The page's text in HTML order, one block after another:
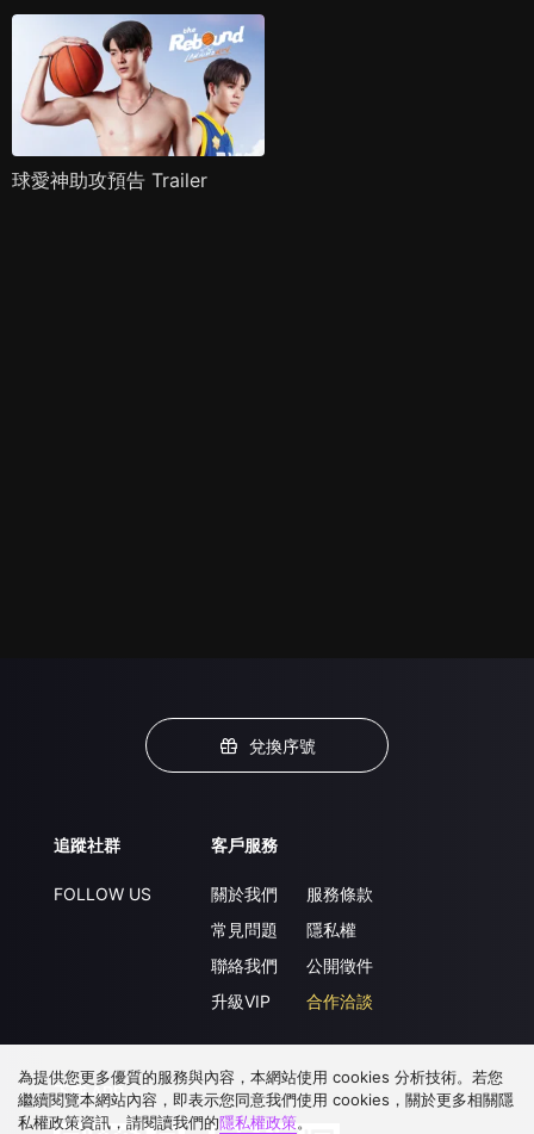
球愛神助攻預告 Trailer
兌換序號
追蹤社群
FOLLOW US
客戶服務
關於我們
常見問題
聯絡我們
升級VIP
服務條款
隱私權
公開徵件
合作洽談
下載 APP
為提供您更多優質的服務與內容，本網站使用 cookies 分析技術。若您
繼續閱覽本網站內容，即表示您同意我們使用 cookies，關於更多相關隱
私權政策資訊，請閱讀我們的隱私權政策。